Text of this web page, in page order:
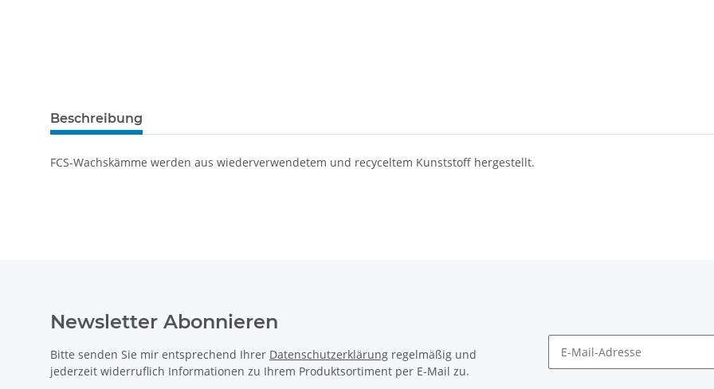
Beschreibung
FCS-Wachskämme werden aus wiederverwendetem und recyceltem Kunststoff hergestellt.
Newsletter Abonnieren
Bitte senden Sie mir entsprechend Ihrer Datenschutzerklärung regelmäßig und
jederzeit widerruflich Informationen zu Ihrem Produktsortiment per E-Mail zu.